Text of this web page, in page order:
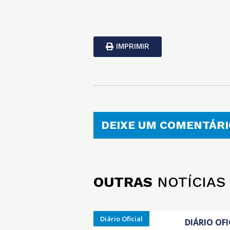
IMPRIMIR
DEIXE UM
OUTRAS NOTÍCIAS
Diário Oficial DIÁRIO